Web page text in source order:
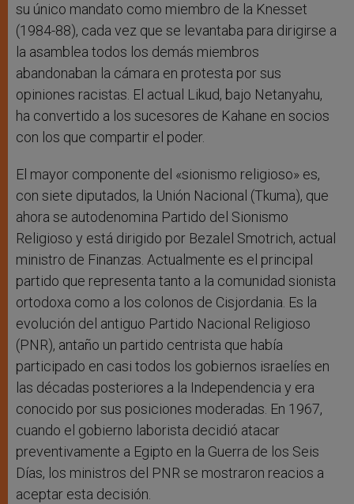
su único mandato como miembro de la Knesset
(1984-88), cada vez que se levantaba para dirigirse a
la asamblea todos los demás miembros
abandonaban la cámara en protesta por sus
opiniones racistas. El actual Likud, bajo Netanyahu,
ha convertido a los sucesores de Kahane en socios
con los que compartir el poder.
El mayor componente del «sionismo religioso» es,
con siete diputados, la Unión Nacional (Tkuma), que
ahora se autodenomina Partido del Sionismo
Religioso y está dirigido por Bezalel Smotrich, actual
ministro de Finanzas. Actualmente es el principal
partido que representa tanto a la comunidad sionista
ortodoxa como a los colonos de Cisjordania. Es la
evolución del antiguo Partido Nacional Religioso
(PNR), antaño un partido centrista que había
participado en casi todos los gobiernos israelíes en
las décadas posteriores a la Independencia y era
conocido por sus posiciones moderadas. En 1967,
cuando el gobierno laborista decidió atacar
preventivamente a Egipto en la Guerra de los Seis
Días, los ministros del PNR se mostraron reacios a
aceptar esta decisión.